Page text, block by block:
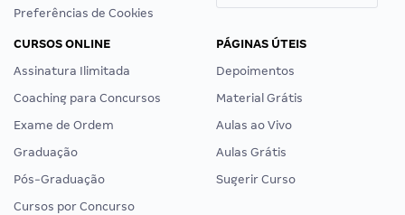
Preferências de Cookies
CURSOS ONLINE
Assinatura Ilimitada
Coaching para Concursos
Exame de Ordem
Graduação
Pós-Graduação
Cursos por Concurso
PÁGINAS ÚTEIS
Depoimentos
Material Grátis
Aulas ao Vivo
Aulas Grátis
Sugerir Curso